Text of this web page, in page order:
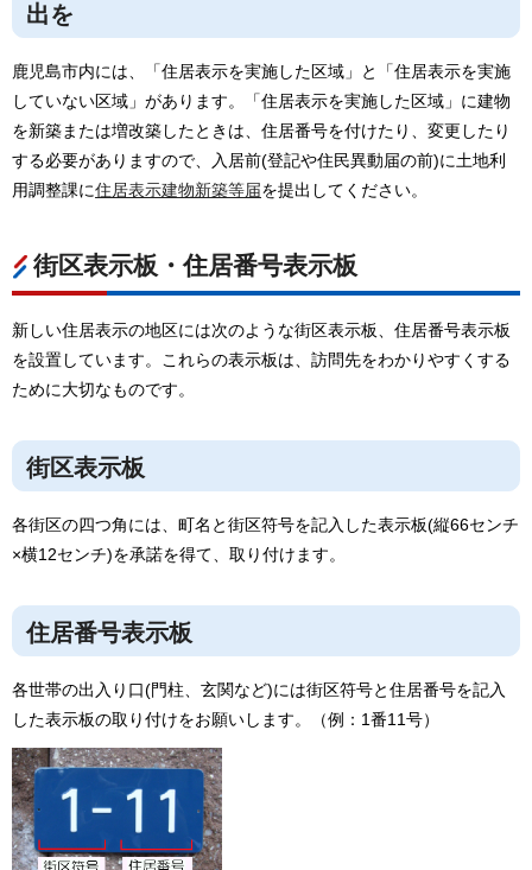
出を
鹿児島市内には、「住居表示を実施した区域」と「住居表示を実施
していない区域」があります。「住居表示を実施した区域」に建物
を新築または増改築したときは、住居番号を付けたり、変更したり
する必要がありますので、入居前(登記や住民異動届の前)に土地利
用調整課に住居表示建物新築等届を提出してください。
街区表示板・住居番号表示板
新しい住居表示の地区には次のような街区表示板、住居番号表示板
を設置しています。これらの表示板は、訪問先をわかりやすくする
ために大切なものです。
街区表示板
各街区の四つ角には、町名と街区符号を記入した表示板(縦66センチ
×横12センチ)を承諾を得て、取り付けます。
住居番号表示板
各世帯の出入り口(門柱、玄関など)には街区符号と住居番号を記入
した表示板の取り付けをお願いします。（例：1番11号）